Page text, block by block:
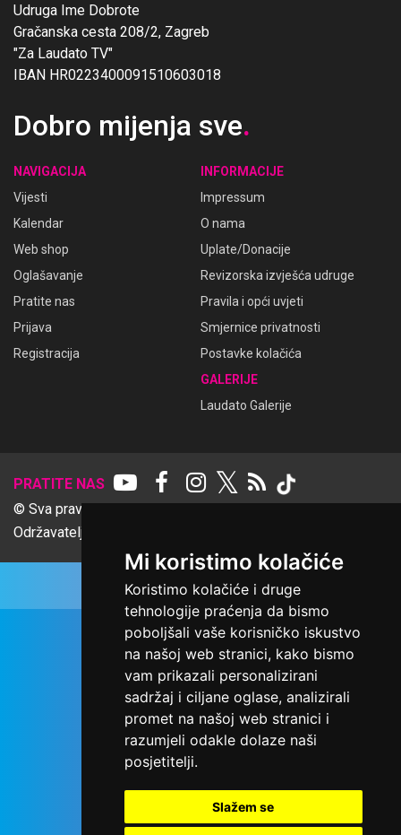
Mi koristimo kolačiće
Koristimo kolačiće i druge
tehnologije praćenja da bismo
poboljšali vaše korisničko iskustvo
na našoj web stranici, kako bismo
vam prikazali personalizirani
sadržaj i ciljane oglase, analizirali
promet na našoj web stranici i
razumjeli odakle dolaze naši
posjetitelji.
Slažem se
Udruga Ime Dobrote
Gračanska cesta 208/2, Zagreb
"Za Laudato TV"
IBAN HR0223400091510603018
Dobro mijenja sve.
NAVIGACIJA
Vijesti
Kalendar
Web shop
Oglašavanje
Pratite nas
Prijava
Registracija
INFORMACIJE
Impressum
O nama
Uplate/Donacije
Revizorska izvješća udruge
Pravila i opći uvjeti
Smjernice privatnosti
Postavke kolačića
GALERIJE
Laudato Galerije
PRATITE NAS 𝕏
© Sva prava pridržana Udruga Ime dobrote
Održavatelj Netcom d.o.o., Riva 6, Rijeka